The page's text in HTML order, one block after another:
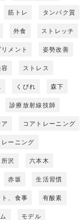
筋トレ タンパク質
外食 ストレッチ
メント 姿勢改善
容 ストレス
くびれ 森下
診療放射線技師
コアトレーニング
ーニング
所沢 六本木
赤坂 生活習慣
ト、食事 有酸素
モデル